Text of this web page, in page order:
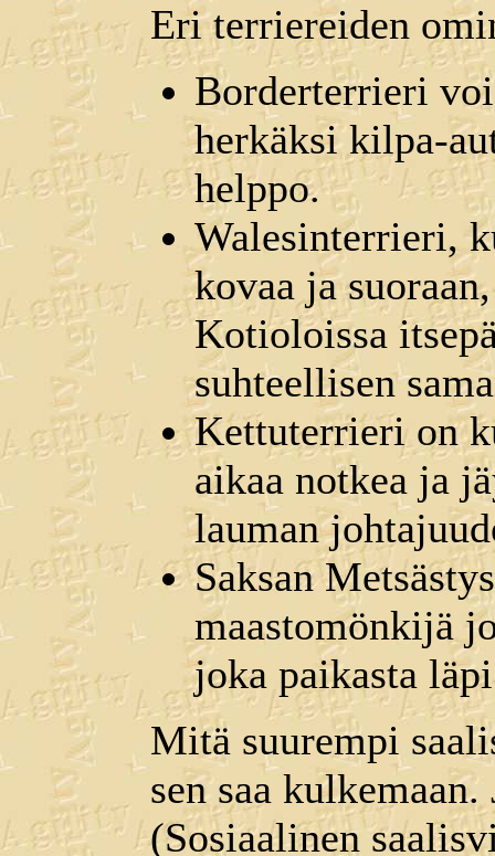
Eri terriereiden
Borderterrieri
herkäksi kilpa-
helppo.
Walesinterrieri,
kovaa ja
Kotioloissa
suhteellisen
Kettuterrieri on
aikaa notkea ja
lauman
Saksan
maastomönkijä
joka paikasta
Mitä suurempi
sen saa
(Sosiaalinen